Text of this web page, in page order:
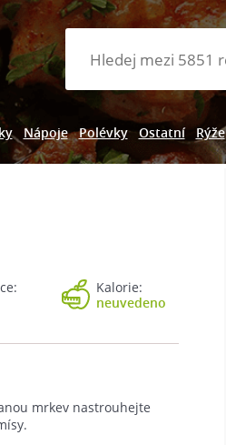
Nápoje Polévky Ostatní Rýže
Kalorie:
neuvedeno
mrkev nastrouhejte